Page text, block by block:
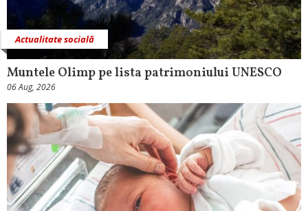
Actualitate socială
Muntele Olimp pe lista patrimoniului UNESCO
06 Aug, 2026